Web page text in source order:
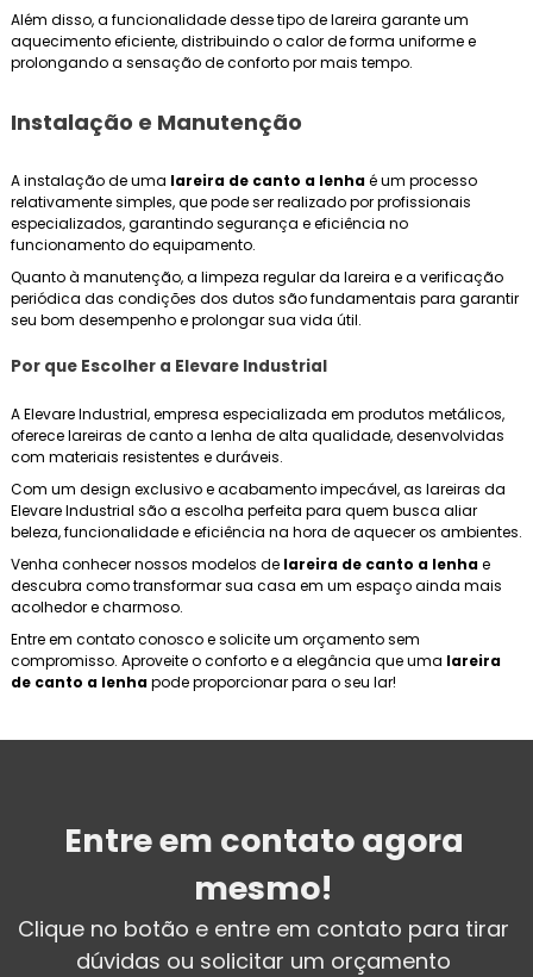
Além disso, a funcionalidade desse tipo de lareira garante um
aquecimento eficiente, distribuindo o calor de forma uniforme e
prolongando a sensação de conforto por mais tempo.
Instalação e Manutenção
A instalação de uma lareira de canto a lenhaé um processo
relativamente simples, que pode ser realizado por profissionais
especializados, garantindo segurança e eficiência no
funcionamento do equipamento.
Quanto à manutenção, a limpeza regular da lareira e a verificação
periódica das condições dos dutos são fundamentais para garantir
seu bom desempenho e prolongar sua vida útil.
Por que Escolher a Elevare Industrial
A Elevare Industrial, empresa especializada em produtos metálicos,
oferece lareiras de canto a lenha de alta qualidade, desenvolvidas
com materiais resistentes e duráveis.
Com um design exclusivo e acabamento impecável, as lareiras da
Elevare Industrial são a escolha perfeita para quem busca aliar
beleza, funcionalidade e eficiência na hora de aquecer os ambientes.
Venha conhecer nossos modelos de lareira de canto a lenhae
descubra como transformar sua casa em um espaço ainda mais
acolhedor e charmoso.
Entre em contato conosco e solicite um orçamento sem
compromisso. Aproveite o conforto e a elegância que uma lareira
de canto a lenhapode proporcionar para o seu lar!
Entre em contato agora
mesmo!
Clique no botão e entre em contato para tirar
dúvidas ou solicitar um orçamento